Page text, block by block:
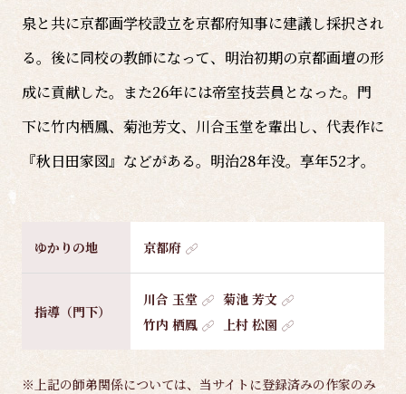
泉と共に京都画学校設立を京都府知事に建議し採択され
る。後に同校の教師になって、明治初期の京都画壇の形
成に貢献した。また26年には帝室技芸員となった。門
下に竹内栖鳳、菊池芳文、川合玉堂を輩出し、代表作に
『秋日田家図』などがある。明治28年没。享年52才。
ゆかりの地 京都府
指導（門下）
川合 玉堂
菊池 芳文
竹内 栖鳳
上村 松園
※上記の師弟関係については、当サイトに登録済みの作家のみ